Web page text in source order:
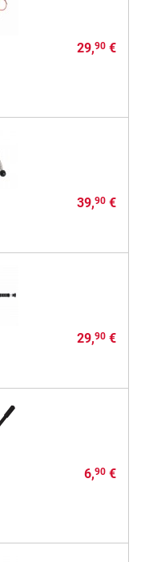
29,90€
39,90€
29,90€
6,90€